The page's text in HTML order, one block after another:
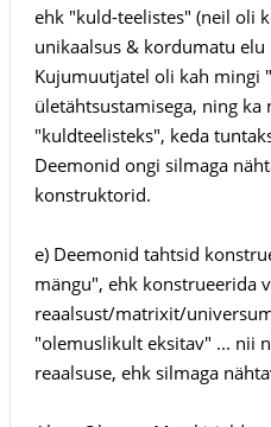
ehk "kuld-teelistes" (neil oli
unikaalsus & kordumatu elu
Kujumuutjatel oli kah mingi
ületähtsustamisega, ning
"kuldteelisteks", keda
Deemonid ongi silmaga
konstruktorid.
e) Deemonid tahtsid
mängu", ehk konstrueerida
reaalsust/matrixit/
"olemuslikult eksitav" ... nii
reaalsuse, ehk silmaga